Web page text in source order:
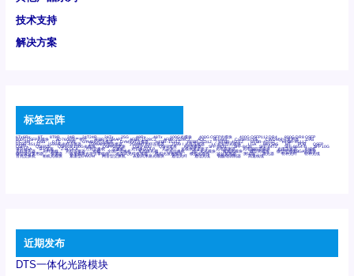
技术支持
解决方案
标签云阵
6Tx6Rx 8T 8T8R 24R 24T24R 24Tx 25G 48Rx 48Tx 100G光模块 400G OSFP光模块 400G QSFP112 DR4 800G DR8 OSFP
800G OSFP光模块 AD7606国产替代 AFBR-57B4APZ AFBR-1528CZ AFBR-2528CZ AOC Bypass Camera Link CWDM波分复用器 DAS
DC~4M DSS DTS DVS GYMB光纤连接器 GYM光纤连接器 HFBR-1531Z HFBR-2531Z HFBR-4501Z HFBR-4503Z HFBR-4511Z
HFBR-4513Z J599A6光纤连接器 J599A8光电连接器 J599MT光纤连接器 J599Ⅰ光电连接器 LC超短型光模块 LGA Mini SAS MT POB QSFP
QSFP+ QSFP28 QSFP28 100G光模块 QSFP28笼座 QSFP 40G QSFP笼座 RP连接器 SFF-8431 SFF-8436 SFF-8472 SFF-8654 4i SFP 10G
SFP MSA SFP笼座 Z-BLOCK 万兆交换机 交换机 光切换仪OLP 光开关 光模块笼子座子 光电探测器 光电编码器模块 光电连接器 光端机
光纤激光器 光纤跳线 光纤连接器 光耦 全国产交换机 军品级光耦 千兆交换机 国产化光模块 射频光模块 微型光模块 微型可插拔BGA光模块
微型波分复用器 探测器 收发模块光学引擎组件 机架式光纤收发器 模拟光发射模块 模拟光器件 波分复用器 测试版 激光器 特种光纤 特种光缆
百兆交换机 相机光模块 紧凑型DWDM 网管型交换机 表贴式单路光模块 通信光纤 通信光缆 铌酸锂调制器 高速线缆
近期发布
DTS一体化光路模块